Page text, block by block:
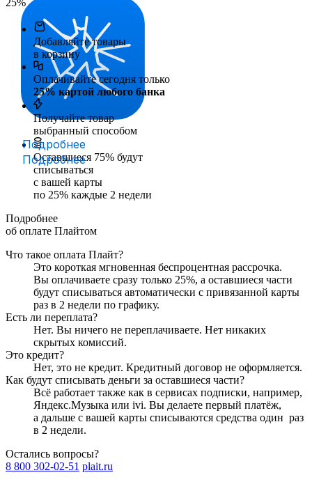
Подробнее
Подробнее
25%
Добавляйте товары
в корзину
Оплачивайте сегодня только
25% картой любого банка
Получайте товар
выбранный способом
Оставшиеся 75% будут
списываться
с вашей карты
по 25% каждые 2 недели
Подробнее
об оплате Плайтом
Что такое оплата Плайт?
Это короткая мгновенная беспроцентная рассрочка.
Вы оплачиваете сразу только 25%, а оставшиеся части
будут списываться автоматически с привязанной карты
раз в 2 недели по графику.
Есть ли переплата?
Нет. Вы ничего не переплачиваете. Нет никаких
скрытых комиссий.
Это кредит?
Нет, это не кредит. Кредитный договор не оформляется.
Как будут списывать деньги за оставшиеся части?
Всё работает также как в сервисах подписки, например,
Яндекс.Музыка или ivi. Вы делаете первый платёж,
а дальше с вашей карты списываются средства один раз
в 2 недели.
Остались вопросы?
8 800 302-02-51 plait.ru